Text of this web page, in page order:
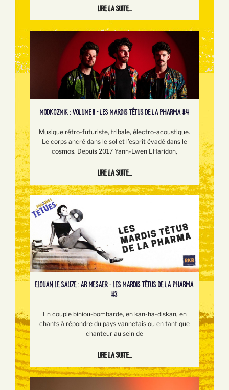
Lire la suite...
MODKOZMIK : VOLUME II - LES MARDIS TÊTUS DE LA PHARMA #4
Musique rétro-futuriste, tribale, électro-acoustique.
Le corps ancré dans le sol et l’esprit évadé dans le
cosmos. Depuis 2017 Yann-Ewen L'Haridon,
Lire la suite...
ELOUAN LE SAUZE : AR MESAER - LES MARDIS TÊTUS DE LA PHARMA
#3
En couple biniou-bombarde, en kan-ha-diskan, en
chants à répondre du pays vannetais ou en tant que
chanteur au sein de
Lire la suite...